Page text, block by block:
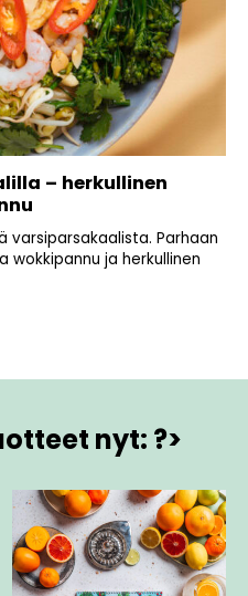
– herkullinen
Parhaan
ja herkullinen
nyt: ?>